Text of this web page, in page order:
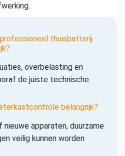
thuisbatterij
overbelasting en
de juiste technische
belangrijk?
apparaten, duurzame
veilig kunnen worden